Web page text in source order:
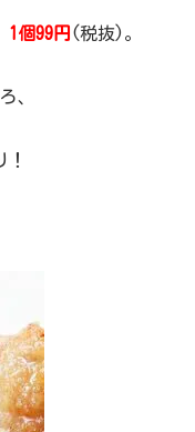
1個99円 (税抜)。
、